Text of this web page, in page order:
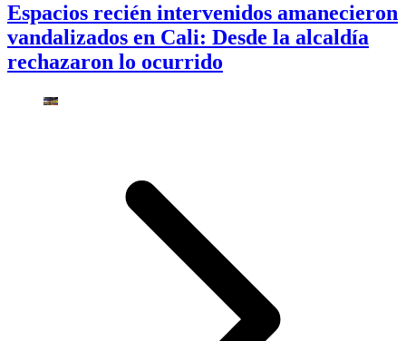
Espacios recién intervenidos amanecieron
vandalizados en Cali: Desde la alcaldía
rechazaron lo ocurrido